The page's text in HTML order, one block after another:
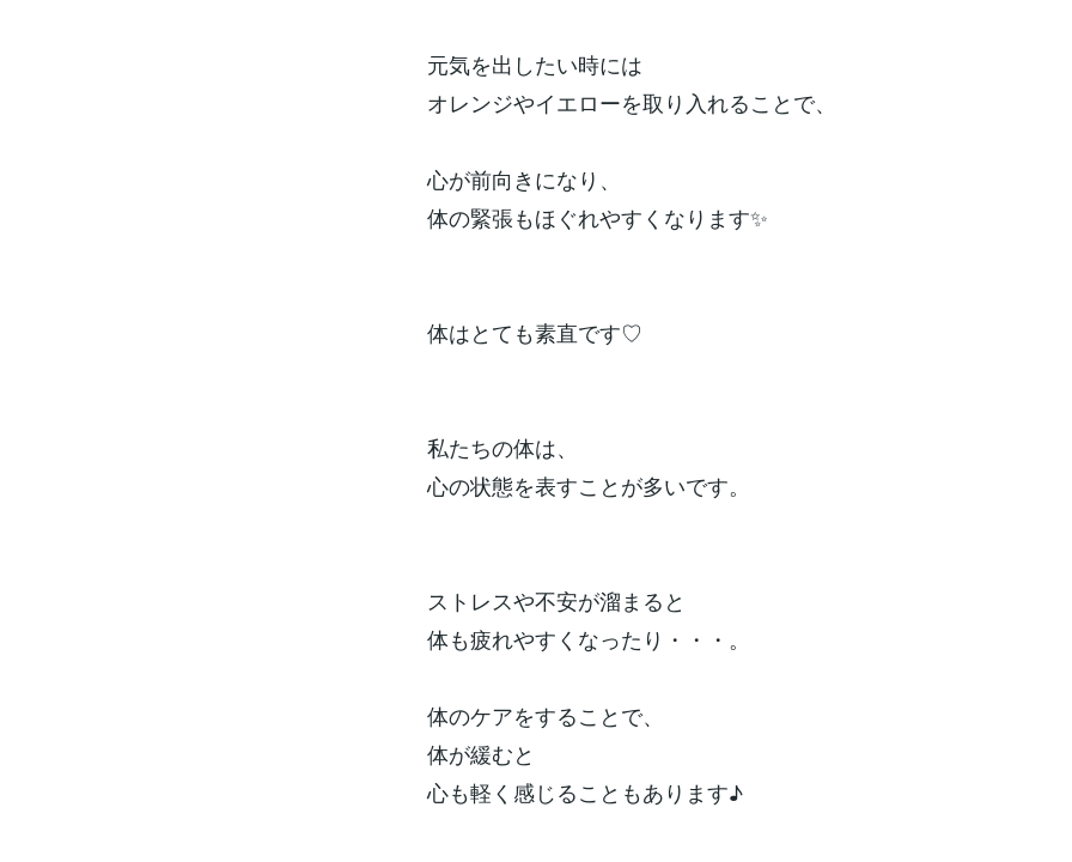
元気を出したい時には
オレンジやイエローを取り入れることで、
心が前向きになり、
体の緊張もほぐれやすくなります✨
体はとても素直です♡
私たちの体は、
心の状態を表すことが多いです。
ストレスや不安が溜まると
体も疲れやすくなったり・・・。
体のケアをすることで、
体が緩むと
心も軽く感じることもあります♪